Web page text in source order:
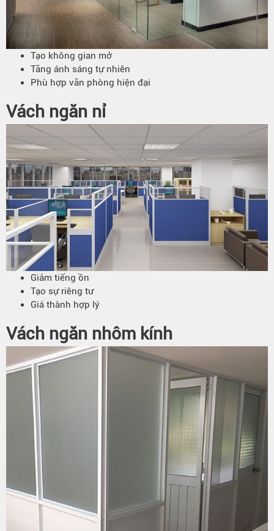
Tạo không gian mở
Tăng ánh sáng tự nhiên
Phù hợp văn phòng hiện đại
Vách ngăn nỉ
Giảm tiếng ồn
Tạo sự riêng tư
Giá thành hợp lý
Vách ngăn nhôm kính